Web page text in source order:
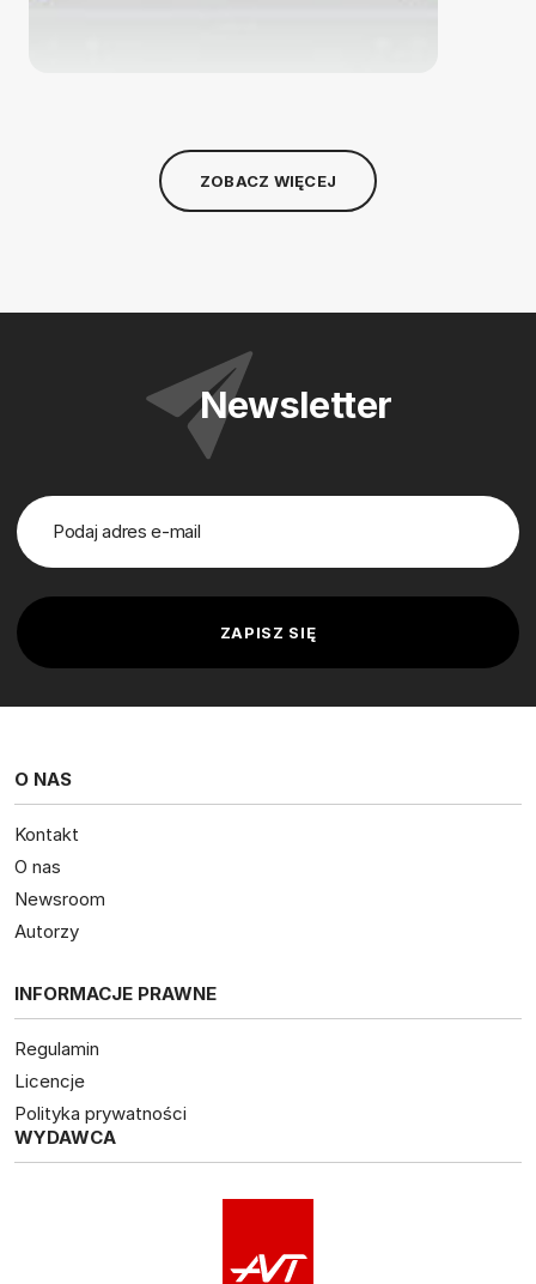
ZOBACZ WIĘCEJ
Newsletter
O NAS
Kontakt
O nas
Newsroom
Autorzy
INFORMACJE PRAWNE
Regulamin
Licencje
Polityka prywatności
WYDAWCA